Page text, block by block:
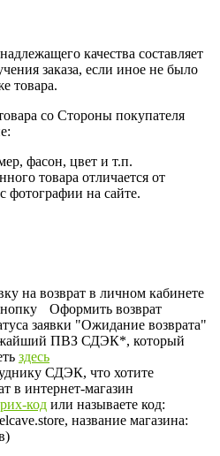
качества составляет
заказа, если иное не было
товара.
со Стороны покупателя
фасон, цвет и т.п.
товара отличается от
фотографии на сайте.
на возврат в личном кабинете
Оформить возврат
заявки "Ожидание возврата"
ПВЗ СДЭК*, который
здесь
СДЭК, что хотите
в интернет-магазин
код или называете код:
название магазина: